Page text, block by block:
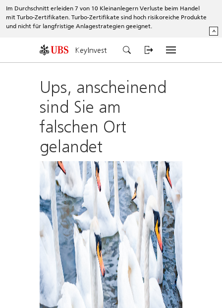
Im Durchschnitt erleiden 7 von 10 Kleinanlegern Verluste beim Handel
mit Turbo-Zertifikaten. Turbo-Zertifikate sind hoch risikoreiche Produkte
und nicht für langfristige Anlagestrategien geeignet.
^
KeyInvest
Ups, anscheinend
sind Sie am
falschen Ort
gelandet